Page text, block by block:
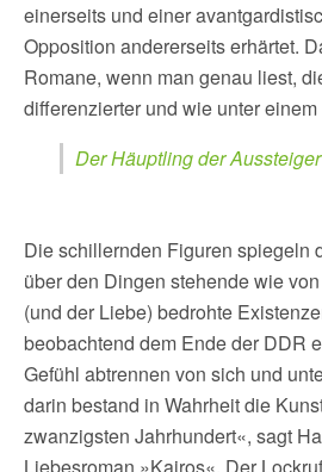
einerseits und einer
Opposition andererseits erhärtet.
Romane, wenn man genau liest,
differenzierter und wie unter
Der Häuptling der Aussteiger
Die schillernden Figuren spiegeln
über den Dingen stehende wie
(und der Liebe) bedrohte
beobachtend dem Ende der DDR
Gefühl abtrennen von sich und
darin bestand in Wahrheit die
zwanzigsten Jahrhundert«, sagt